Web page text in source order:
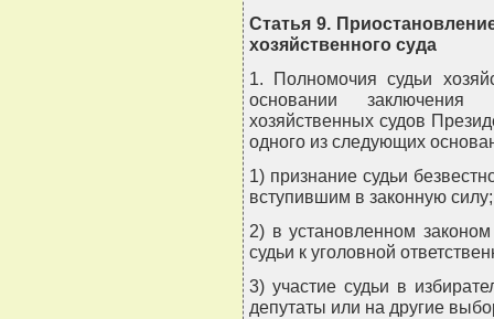
Статья 9.
хозяйственного суда
1. Полномочия судьи
основании заключения
хозяйственных судов
одного из следующих
1) признание судьи
вступившим в законную силу;
2) в установленном
судьи к уголовной
3) участие судьи в
депутаты или на другие